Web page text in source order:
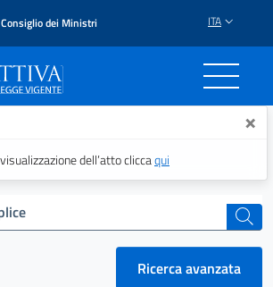
dei Ministri ITA
- Il portale ×
dell’atto cliccaqui
cerca
Ricerca avanzata